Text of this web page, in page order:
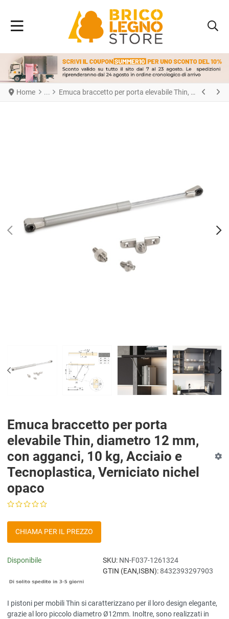
Home Emuca braccetto per porta elevabile Thin, diametro 12 mm, con agganci, 10 kg, Acciaio e Tecnoplastica, Verniciato nichel opaco
Emuca braccetto per porta
elevabile Thin, diametro 12 mm,
con agganci, 10 kg, Acciaio e
Tecnoplastica, Verniciato nichel
opaco
CHIAMA PER IL PREZZO
Disponibile SKU: NN-F037-1261324
GTIN (EAN,ISBN): 8432393297903
I pistoni per mobili Thin si caratterizzano per il loro design elegante,
grazie al loro piccolo diametro Ø12mm. Inoltre, sono realizzati in